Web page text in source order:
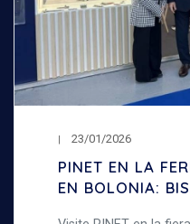
23/01/2026
PINET EN LA
EN BOLONIA: